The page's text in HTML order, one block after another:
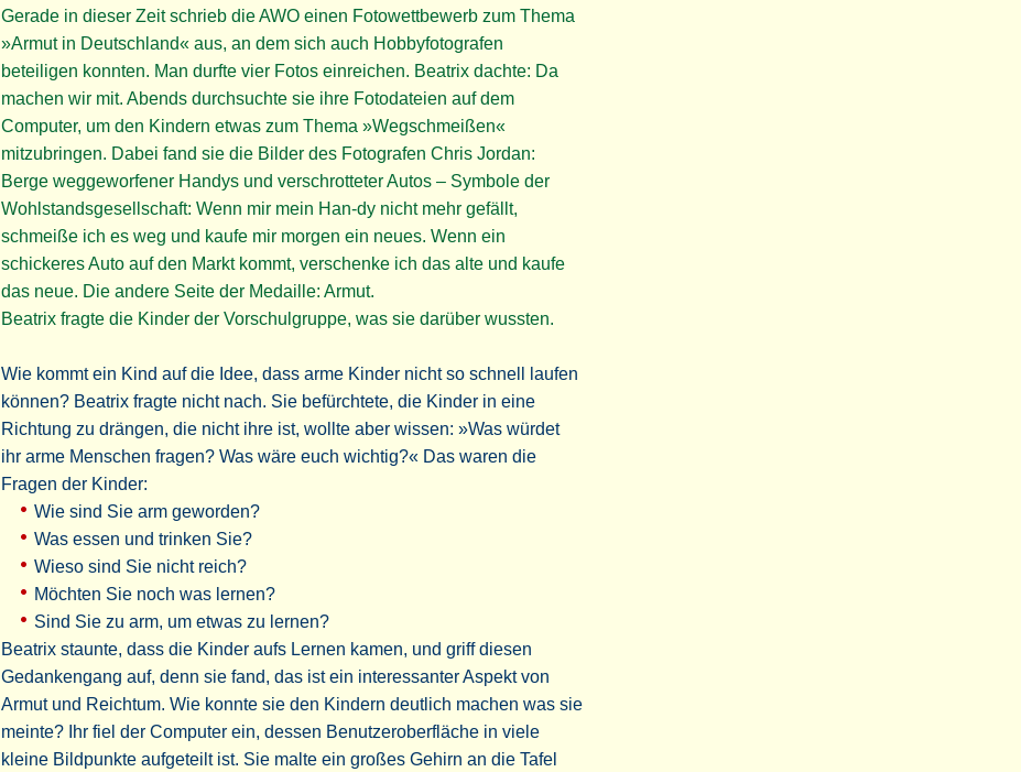
Gerade in dieser Zeit schrieb die AWO einen Fotowettbewerb zum Thema
»Armut in Deutschland« aus, an dem sich auch Hobbyfotografen
beteiligen konnten. Man durfte vier Fotos einreichen. Beatrix dachte: Da
machen wir mit. Abends durchsuchte sie ihre Fotodateien auf dem
Computer, um den Kindern etwas zum Thema »Wegschmeißen«
mitzubringen. Dabei fand sie die Bilder des Fotografen Chris Jordan:
Berge weggeworfener Handys und verschrotteter Autos – Symbole der
Wohlstandsgesellschaft: Wenn mir mein Han-dy nicht mehr gefällt,
schmeiße ich es weg und kaufe mir morgen ein neues. Wenn ein
schickeres Auto auf den Markt kommt, verschenke ich das alte und kaufe
das neue. Die andere Seite der Medaille: Armut.
Beatrix fragte die Kinder der Vorschulgruppe, was sie darüber wussten.
Wie kommt ein Kind auf die Idee, dass arme Kinder nicht so schnell laufen
können? Beatrix fragte nicht nach. Sie befürchtete, die Kinder in eine
Richtung zu drängen, die nicht ihre ist, wollte aber wissen: »Was würdet
ihr arme Menschen fragen? Was wäre euch wichtig?« Das waren die
Fragen der Kinder:
Wie sind Sie arm geworden?
Was essen und trinken Sie?
Wieso sind Sie nicht reich?
Möchten Sie noch was lernen?
Sind Sie zu arm, um etwas zu lernen?
Beatrix staunte, dass die Kinder aufs Lernen kamen, und griff diesen
Gedankengang auf, denn sie fand, das ist ein interessanter Aspekt von
Armut und Reichtum. Wie konnte sie den Kindern deutlich machen was sie
meinte? Ihr fiel der Computer ein, dessen Benutzeroberfläche in viele
kleine Bildpunkte aufgeteilt ist. Sie malte ein großes Gehirn an die Tafel